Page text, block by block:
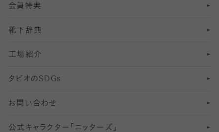
13分丈レギンス
Sサイズ（22～25cm）
Mサイズ（25～27cm）
Lサイズ（27～29cm）
足の疲れ対策
足の臭い対策
冷え対策
靴ずれ対策
快適な睡眠対策
会員特典
靴下辞典
工場紹介
タビオのSDGs
お問い合わせ
公式キャラクター「ニッターズ」